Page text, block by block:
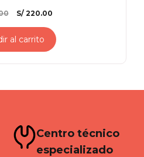
El
original
S/220.00El
actual
es:
al carrito
Centro técnico
especializado